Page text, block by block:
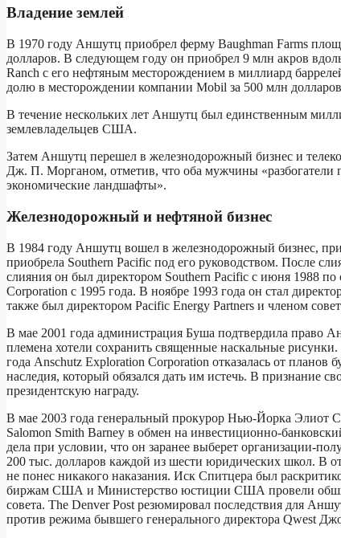
Владение землей
В 1970 году Аншутц приобрел ферму Baughman Farms
долларов. В следующем году он приобрел 9 млн акров
Ranch с его нефтяным месторождением в миллиард
долю в месторождении компании Mobil за 500 млн
В течение нескольких лет Аншутц был единственным
землевладельцев США.
Затем Аншутц перешел в железнодорожный бизнес и
Дж. П. Морганом, отметив, что оба мужчины «разбогатели
экономические ландшафты».
Железнодорожный и нефтяной бизнес
В 1984 году Аншутц вошел в железнодорожный бизнес,
приобрела Southern Pacific под его руководством. После
слияния он был директором Southern Pacific с июня 1988 по
Corporation с 1995 года. В ноябре 1993 года он стал
также был директором Pacific Energy Partners и членом
В мае 2001 года администрация Буша подтвердила право
племена хотели сохранить священные наскальные
года Anschutz Exploration Corporation отказалась от
наследия, который обязался дать им истечь. В признание
президентскую награду.
В мае 2003 года генеральный прокурор Нью-Йорка Элиот
Salomon Smith Barney в обмен на инвестиционно-
дела при условии, что он заранее выберет организации-
200 тыс. долларов каждой из шести юридических школ. В
не понес никакого наказания. Иск Спитцера был
биржам США и Министерство юстиции США провели
совета. The Denver Post резюмировал последствия для
против режима бывшего генерального директора Qwest